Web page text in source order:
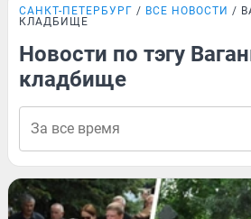
САНКТ-ПЕТЕРБУРГ ВСЕ НОВОСТИ
КЛАДБИЩЕ
Новости по тэгу
кладбище